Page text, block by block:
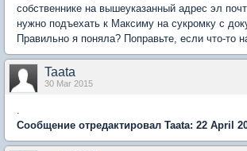
собственнике на вышеуказанный адрес эл
нужно подъехать к Максиму на сукромку с
Правильно я поняла? Поправьте, если что-то
Taata
30 Mar 2015
.
Сообщение отредактировал Taata: 22 April